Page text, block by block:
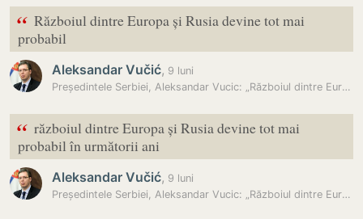
“ Războiul dintre Europa și Rusia devine tot mai
probabil
Aleksandar Vučić, 9 luni
Președintele Serbiei, Aleksandar Vucic: „Războiul dintre Europa și…
“ războiul dintre Europa și Rusia devine tot mai
probabil în următorii ani
Aleksandar Vučić, 9 luni
Președintele Serbiei, Aleksandar Vucic: „Războiul dintre Europa și…